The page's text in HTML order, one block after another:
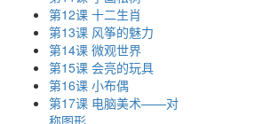
第12课 十二生肖
第13课 风筝的魅力
第14课 微观世界
第15课 会亮的玩具
第16课 小布偶
第17课 电脑美术——对
称图形